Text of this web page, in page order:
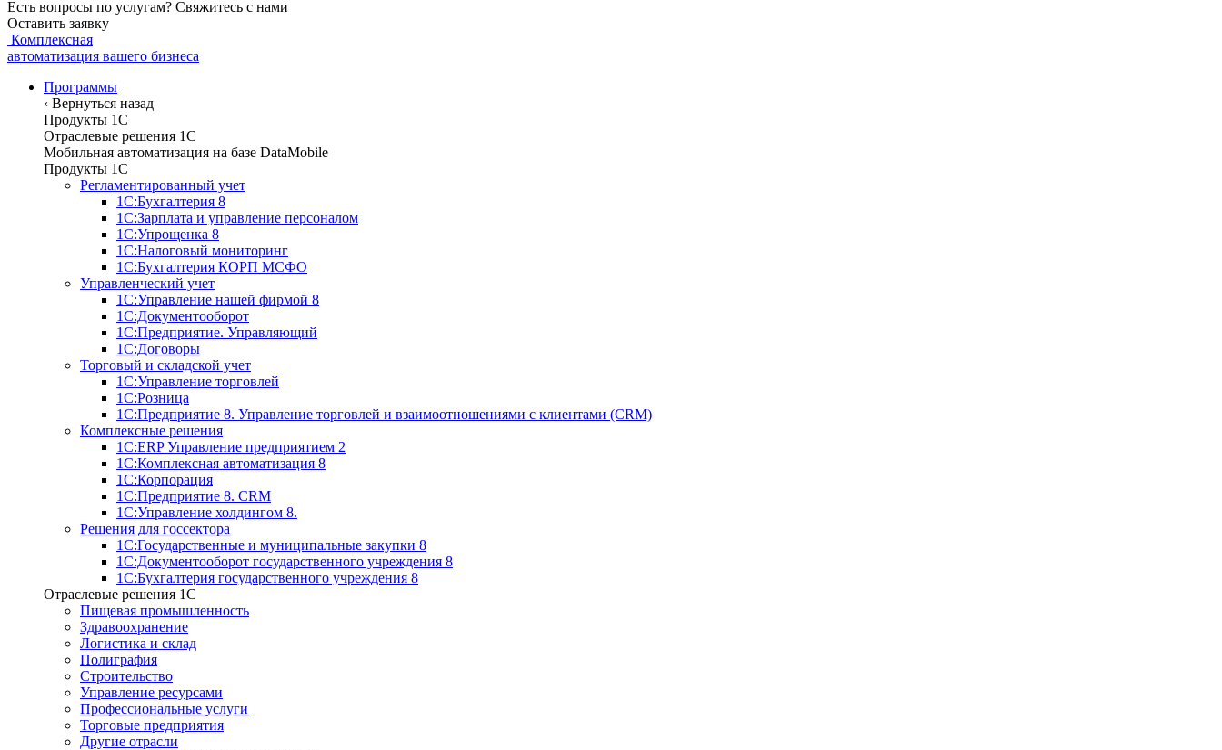
Есть вопросы по услугам? Свяжитесь с нами
Оставить заявку
Комплексная
автоматизация вашего бизнеса
Программы
‹ Вернуться назад
Продукты 1С
Отраслевые решения 1C
Мобильная автоматизация на базе DataMobile
Продукты 1С
Регламентированный учет
1С:Бухгалтерия 8
1С:Зарплата и управление персоналом
1С:Упрощенка 8
1С:Налоговый мониторинг
1С:Бухгалтерия КОРП МСФО
Управленческий учет
1С:Управление нашей фирмой 8
1С:Документооборот
1С:Предприятие. Управляющий
1С:Договоры
Торговый и складской учет
1С:Управление торговлей
1С:Розница
1С:Предприятие 8. Управление торговлей и взаимоотношениями с клиентами (CRM)
Комплексные решения
1С:ERP Управление предприятием 2
1С:Комплексная автоматизация 8
1С:Корпорация
1С:Предприятие 8. CRM
1С:Управление холдингом 8.
Решения для госсектора
1С:Государственные и муниципальные закупки 8
1С:Документооборот государственного учреждения 8
1С:Бухгалтерия государственного учреждения 8
Отраслевые решения 1C
Пищевая промышленность
Здравоохранение
Логистика и склад
Полиграфия
Строительство
Управление ресурсами
Профессиональные услуги
Торговые предприятия
Другие отрасли